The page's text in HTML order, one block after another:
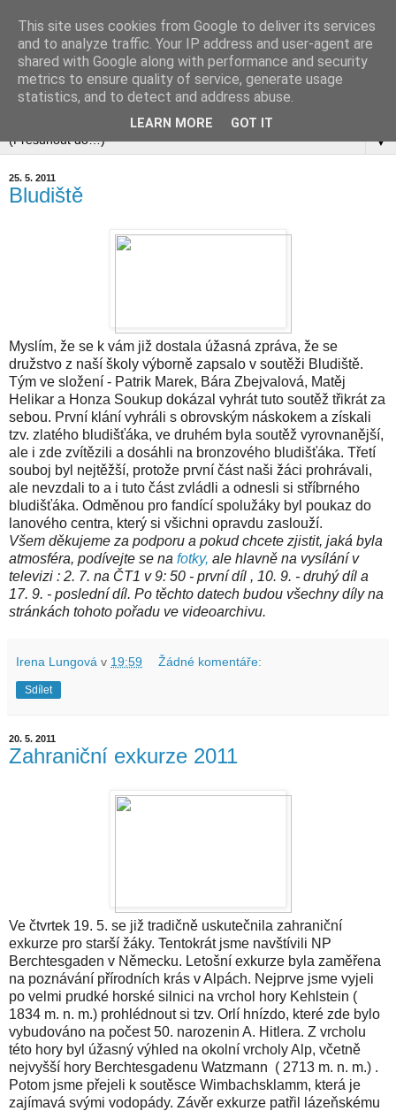
▼
25. 5. 2011
Bludiště
Myslím, že se k vám již dostala úžasná zpráva, že se
družstvo z naší školy výborně zapsalo v soutěži Bludiště.
Tým ve složení - Patrik Marek, Bára Zbejvalová, Matěj
Helikar a Honza Soukup dokázal vyhrát tuto soutěž třikrát za
sebou. První klání vyhráli s obrovským náskokem a získali
tzv. zlatého bludišťáka, ve druhém byla soutěž vyrovnanější,
ale i zde zvítězili a dosáhli na bronzového bludišťáka. Třetí
souboj byl nejtěžší, protože první část naši žáci prohrávali,
ale nevzdali to a i tuto část zvládli a odnesli si stříbrného
bludišťáka. Odměnou pro fandící spolužáky byl poukaz do
lanového centra, který si všichni opravdu zaslouží.
Všem děkujeme za podporu a pokud chcete zjistit, jaká byla
atmosféra, podívejte se na fotky, ale hlavně na vysílání v
televizi : 2. 7. na ČT1 v 9: 50 - první díl , 10. 9. - druhý díl a
17. 9. - poslední díl. Po těchto datech budou všechny díly na
stránkách tohoto pořadu ve videoarchivu.
Irena Lungová v 19:59 Žádné komentáře:
Sdílet
20. 5. 2011
Zahraniční exkurze 2011
Ve čtvrtek 19. 5. se již tradičně uskutečnila zahraniční
exkurze pro starší žáky. Tentokrát jsme navštívili NP
Berchtesgaden v Německu. Letošní exkurze byla zaměřena
na poznávání přírodních krás v Alpách. Nejprve jsme vyjeli
po velmi prudké horské silnici na vrchol hory Kehlstein (
1834 m. n. m.) prohlédnout si tzv. Orlí hnízdo, které zde bylo
vybudováno na počest 50. narozenin A. Hitlera. Z vrcholu
této hory byl úžasný výhled na okolní vrcholy Alp, včetně
nejvyšší hory Berchtesgadenu Watzmann ( 2713 m. n. m.) .
Potom jsme přejeli k soutěsce Wimbachsklamm, která je
zajímavá svými vodopády. Závěr exkurze patřil lázeňskému
This site uses cookies from Google to deliver its services
and to analyze traffic. Your IP address and user-agent are
shared with Google along with performance and security
metrics to ensure quality of service, generate usage
statistics, and to detect and address abuse.
LEARN MORE GOT IT